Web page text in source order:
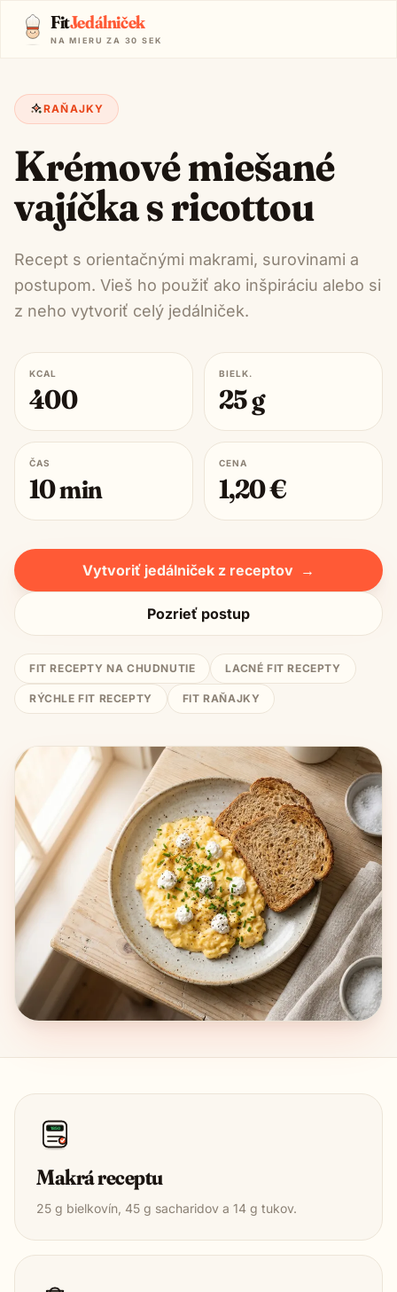
FitJedálniček
NA MIERU ZA 30 SEK
RAŇAJKY
Krémové miešané
vajíčka s ricottou
Recept s orientačnými makrami, surovinami a
postupom. Vieš ho použiť ako inšpiráciu alebo si
z neho vytvoriť celý jedálniček.
KCAL
400
BIELK.
25g
ČAS
10min
CENA
1,20€
Vytvoriť jedálniček z receptov →
Pozrieť postup
FIT RECEPTY NA CHUDNUTIE LACNÉ FIT RECEPTY
RÝCHLE FIT RECEPTY FIT RAŇAJKY
1850
Makrá receptu
25 g bielkovín, 45 g sacharidov a 14 g tukov.